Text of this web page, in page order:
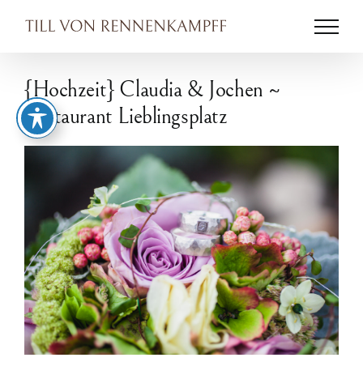
Inhalt
{Hochzeit} Claudia & Jochen ~
Restaurant Lieblingsplatz